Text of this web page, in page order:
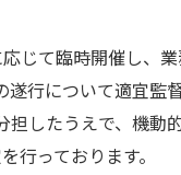
て臨時開催し、
行について適宜監
したうえで、機動
行っております。